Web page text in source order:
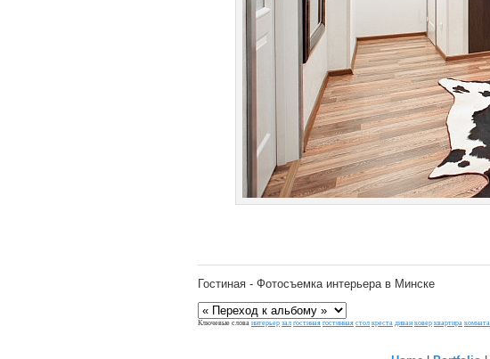
Гостиная - Фотосъемка интерьера в Минске
Ключевые слова интерьер зал гостиная гостинная стол креста диван ковер квартира комната